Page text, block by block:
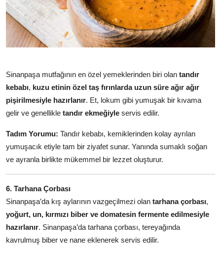
Sinanpaşa mutfağının en özel yemeklerinden biri olan tandır
kebabı, kuzu etinin özel taş fırınlarda uzun süre ağır ağır
pişirilmesiyle hazırlanır. Et, lokum gibi yumuşak bir kıvama
gelir ve genellikle tandır ekmeğiyle servis edilir.
Tadım Yorumu: Tandır kebabı, kemiklerinden kolay ayrılan
yumuşacık etiyle tam bir ziyafet sunar. Yanında sumaklı soğan
ve ayranla birlikte mükemmel bir lezzet oluşturur.
6. Tarhana Çorbası
Sinanpaşa’da kış aylarının vazgeçilmezi olan tarhana çorbası,
yoğurt, un, kırmızı biber ve domatesin fermente edilmesiyle
hazırlanır. Sinanpaşa’da tarhana çorbası, tereyağında
kavrulmuş biber ve nane eklenerek servis edilir.